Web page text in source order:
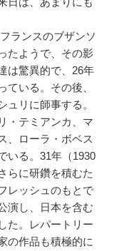
ランスのブザンソ
たようで、その影
は驚異的で、26年
ている。その後、
リに師事する。
・テミアンカ、マ
、ローラ・ボベス
いる。31年（1930
らに研鑽を積むた
レッシュのもとで
演し、日本を含む
た。レパートリー
の作品も積極的に